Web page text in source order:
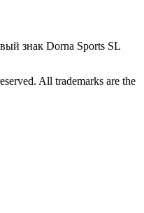
знак Dorna Sports SL
All trademarks are the